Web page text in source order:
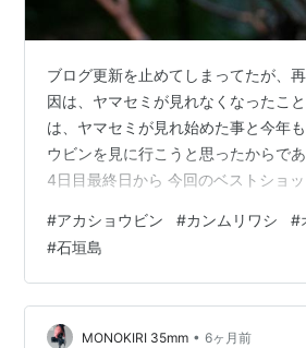
ブログ更新を止めてしまってたが、
因は、ヤマセミが見れなくなったこ
は、ヤマセミが見れ始めた事と今年
ウビンを見に行こうと思ったからで
4日目最終日から 今回のベストショ
離れるのが寂しい。 夜明け前からア
声が聞けて幸せである。 早速アカシ
事や給餌が見れた。狩りの撮影は中
給餌シーンを見れ撮影できるのがと
最終日もカンムリワシも見れた。過
#アカショウビン #カンムリワシ #
#石垣島
MONOKIRI 35mm • 6ヶ月前